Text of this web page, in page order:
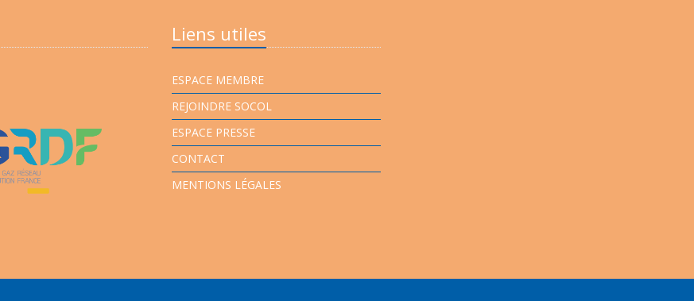
Liens utiles
ESPACE MEMBRE
REJOINDRE SOCOL
ESPACE PRESSE
CONTACT
MENTIONS LÉGALES